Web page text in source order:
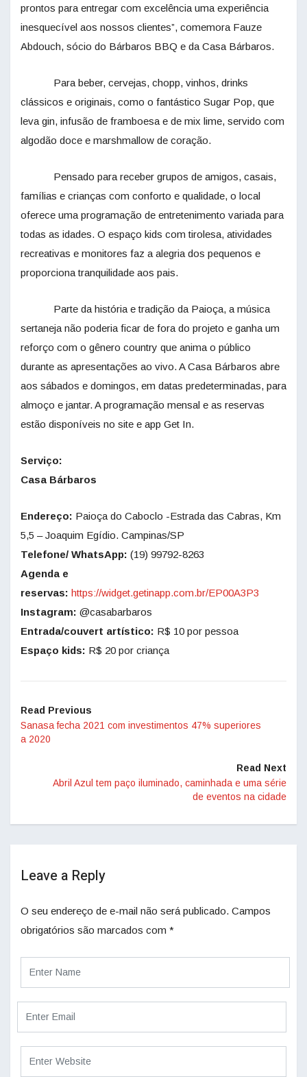
prontos para entregar com excelência uma experiência
inesquecível aos nossos clientes”, comemora Fauze
Abdouch, sócio do Bárbaros BBQ e da Casa Bárbaros.
Para beber, cervejas, chopp, vinhos, drinks
clássicos e originais, como o fantástico Sugar Pop, que
leva gin, infusão de framboesa e de mix lime, servido com
algodão doce e marshmallow de coração.
Pensado para receber grupos de amigos, casais,
famílias e crianças com conforto e qualidade, o local
oferece uma programação de entretenimento variada para
todas as idades. O espaço kids com tirolesa, atividades
recreativas e monitores faz a alegria dos pequenos e
proporciona tranquilidade aos pais.
Parte da história e tradição da Paioça, a música
sertaneja não poderia ficar de fora do projeto e ganha um
reforço com o gênero country que anima o público
durante as apresentações ao vivo. A Casa Bárbaros abre
aos sábados e domingos, em datas predeterminadas, para
almoço e jantar. A programação mensal e as reservas
estão disponíveis no site e app Get In.
Serviço:
Casa Bárbaros
Endereço: Paioça do Caboclo -Estrada das Cabras, Km
5,5 – Joaquim Egídio. Campinas/SP
Telefone/ WhatsApp: (19) 99792-8263
Agenda e
reservas: https://widget.getinapp.com.br/EP00A3P3
Instagram: @casabarbaros
Entrada/couvert artístico: R$ 10 por pessoa
Espaço kids: R$ 20 por criança
Read Previous
Sanasa fecha 2021 com investimentos 47% superiores
a 2020
Read Next
Abril Azul tem paço iluminado, caminhada e uma série
de eventos na cidade
Leave a Reply
O seu endereço de e-mail não será publicado. Campos
obrigatórios são marcados com *